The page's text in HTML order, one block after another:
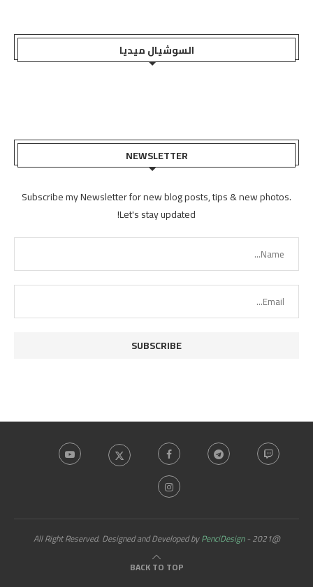
السوشيال ميديا
NEWSLETTER
Subscribe my Newsletter for new blog posts, tips & new photos.
Let's stay updated!
@2021 - All Right Reserved. Designed and Developed by
PenciDesign
BACK TO TOP